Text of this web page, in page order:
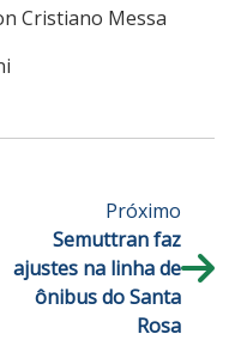
Cristiano Messa
Próximo
Semuttran faz
ajustes na linha de
ônibus do Santa
Rosa